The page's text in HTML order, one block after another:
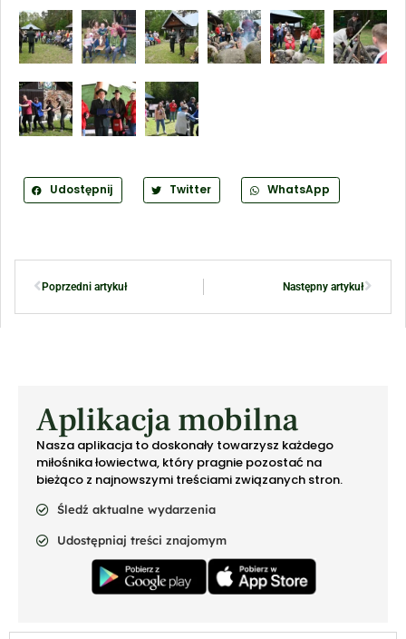
Udostępnij Twitter WhatsApp
Poprzedni artykuł Następny artykuł
Aplikacja mobilna
Nasza aplikacja to doskonały towarzysz każdego
miłośnika łowiectwa, który pragnie pozostać na
bieżąco z najnowszymi treściami związanych stron.
Śledź aktualne wydarzenia
Udostępniaj treści znajomym